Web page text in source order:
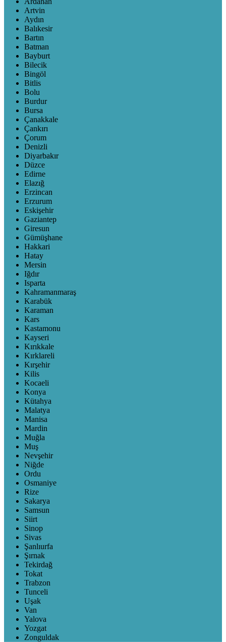
Artvin
Aydın
Balıkesir
Bartın
Batman
Bayburt
Bilecik
Bingöl
Bitlis
Bolu
Burdur
Bursa
Çanakkale
Çankırı
Çorum
Denizli
Diyarbakır
Düzce
Edirne
Elazığ
Erzincan
Erzurum
Eskişehir
Gaziantep
Giresun
Gümüşhane
Hakkari
Hatay
Mersin
Iğdır
Isparta
Kahramanmaraş
Karabük
Karaman
Kars
Kastamonu
Kayseri
Kırıkkale
Kırklareli
Kırşehir
Kilis
Kocaeli
Konya
Kütahya
Malatya
Manisa
Mardin
Muğla
Muş
Nevşehir
Niğde
Ordu
Osmaniye
Rize
Sakarya
Samsun
Siirt
Sinop
Sivas
Şanlıurfa
Şırnak
Tekirdağ
Tokat
Trabzon
Tunceli
Uşak
Van
Yalova
Yozgat
Zonguldak